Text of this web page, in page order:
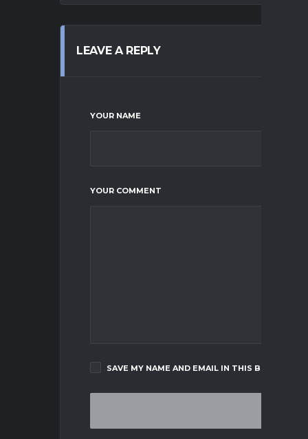
LEAVE A REPLY
YOUR NAME
YOUR COMMENT
SAVE MY NAME AND EMAIL IN THIS BROWSER